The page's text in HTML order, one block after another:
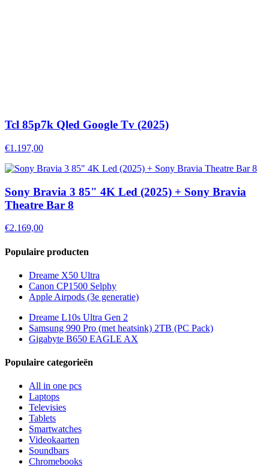
Tcl 85p7k Qled Google Tv (2025)
€1.197,00
Sony Bravia 3 85" 4K Led (2025) + Sony Bravia
Theatre Bar 8
€2.169,00
Populaire producten
Dreame X50 Ultra
Canon CP1500 Selphy
Apple Airpods (3e generatie)
Dreame L10s Ultra Gen 2
Samsung 990 Pro (met heatsink) 2TB (PC Pack)
Gigabyte B650 EAGLE AX
Populaire categorieën
All in one pcs
Laptops
Televisies
Tablets
Smartwatches
Videokaarten
Soundbars
Chromebooks